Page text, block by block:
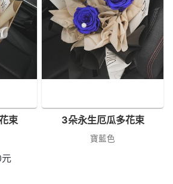
束
元
3朵永生厄瓜多花束
寶藍色